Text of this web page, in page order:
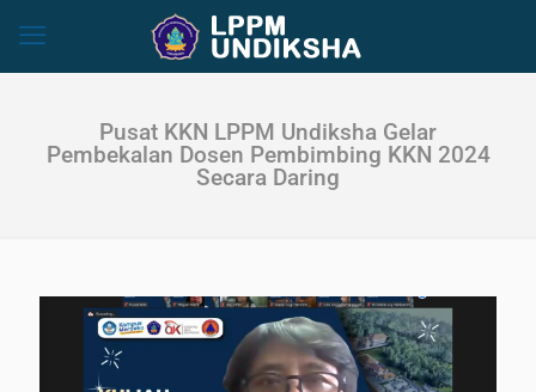
Pusat KKN LPPM Undiksha Gelar
Pembekalan Dosen Pembimbing KKN 2024
Secara Daring